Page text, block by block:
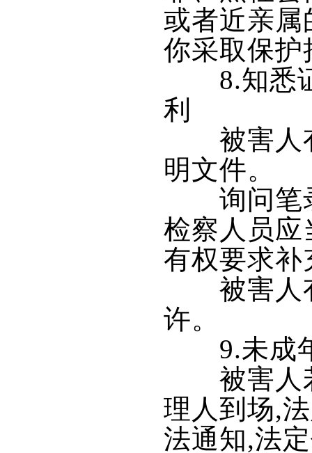
或者近亲属
你采取保护
8.知悉证
利
被害人有
明文件。
询问笔录
检察人员应
有权要求补
被害人有
许。
9.未成年
被害人若
理人到场,
法通知,法